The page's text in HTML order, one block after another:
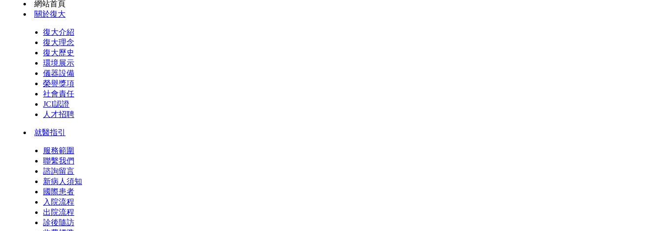
網站首頁
關於復大
復大介紹
復大理念
復大歷史
環境展示
儀器設備
榮譽獎項
社會責任
JCI認證
人才招聘
就醫指引
服務範圍
聯繫我們
諮詢留言
新病人須知
國際患者
入院流程
出院流程
診後隨訪